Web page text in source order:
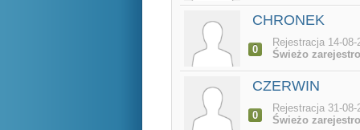
CHRONEK
0
Rejestracja 14-
Świeżo
CZERWIN
0
Rejestracja 31-
Świeżo